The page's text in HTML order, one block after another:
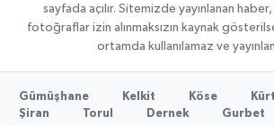
sayfada açılır. Sitemizde yayınlanan haber,
fotoğraflar izin alınmaksızın kaynak
ortamda kullanılamaz ve
Gümüşhane Kelkit Köse
Şiran
Torul Dernek Gurbet